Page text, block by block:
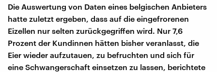
Die Auswertung von Daten eines belgischen Anbieters
hatte zuletzt ergeben, dass auf die eingefrorenen
Eizellen nur selten zurückgegriffen wird. Nur 7,6
Prozent der Kundinnen hätten bisher veranlasst, die
Eier wieder aufzutauen, zu befruchten und sich für
eine Schwangerschaft einsetzen zu lassen, berichtete